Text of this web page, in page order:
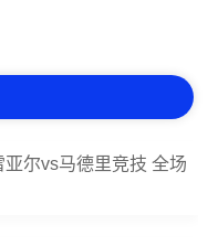
尔vs马德里竞技 全场